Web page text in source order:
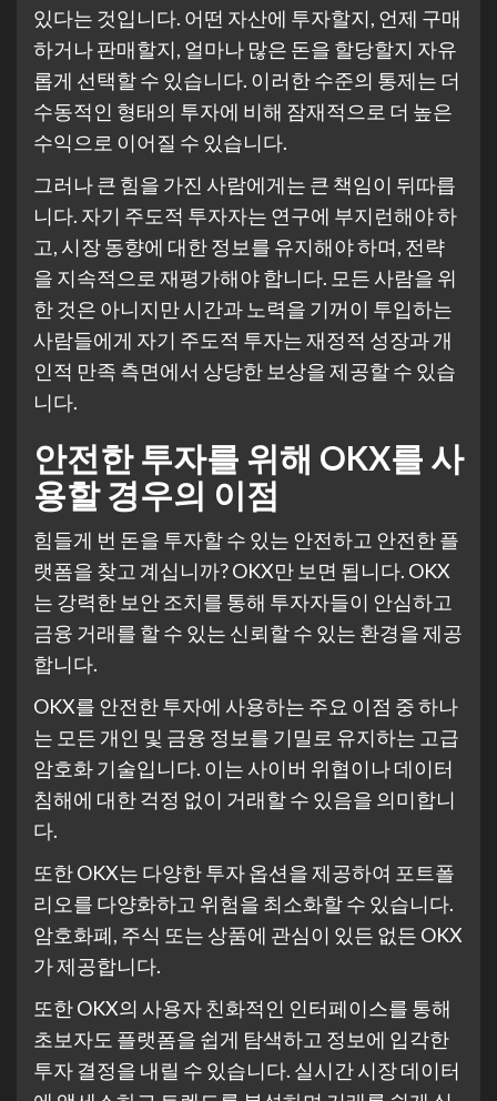
있다는 것입니다. 어떤 자산에 투자할지, 언제 구매
하거나 판매할지, 얼마나 많은 돈을 할당할지 자유
롭게 선택할 수 있습니다. 이러한 수준의 통제는 더
수동적인 형태의 투자에 비해 잠재적으로 더 높은
수익으로 이어질 수 있습니다.
그러나 큰 힘을 가진 사람에게는 큰 책임이 뒤따릅
니다. 자기 주도적 투자자는 연구에 부지런해야 하
고, 시장 동향에 대한 정보를 유지해야 하며, 전략
을 지속적으로 재평가해야 합니다. 모든 사람을 위
한 것은 아니지만 시간과 노력을 기꺼이 투입하는
사람들에게 자기 주도적 투자는 재정적 성장과 개
인적 만족 측면에서 상당한 보상을 제공할 수 있습
니다.
안전한 투자를 위해 OKX를 사
용할 경우의 이점
힘들게 번 돈을 투자할 수 있는 안전하고 안전한 플
랫폼을 찾고 계십니까? OKX만 보면 됩니다. OKX
는 강력한 보안 조치를 통해 투자자들이 안심하고
금융 거래를 할 수 있는 신뢰할 수 있는 환경을 제공
합니다.
OKX를 안전한 투자에 사용하는 주요 이점 중 하나
는 모든 개인 및 금융 정보를 기밀로 유지하는 고급
암호화 기술입니다. 이는 사이버 위협이나 데이터
침해에 대한 걱정 없이 거래할 수 있음을 의미합니
다.
또한 OKX는 다양한 투자 옵션을 제공하여 포트폴
리오를 다양화하고 위험을 최소화할 수 있습니다.
암호화폐, 주식 또는 상품에 관심이 있든 없든 OKX
가 제공합니다.
또한 OKX의 사용자 친화적인 인터페이스를 통해
초보자도 플랫폼을 쉽게 탐색하고 정보에 입각한
투자 결정을 내릴 수 있습니다. 실시간 시장 데이터